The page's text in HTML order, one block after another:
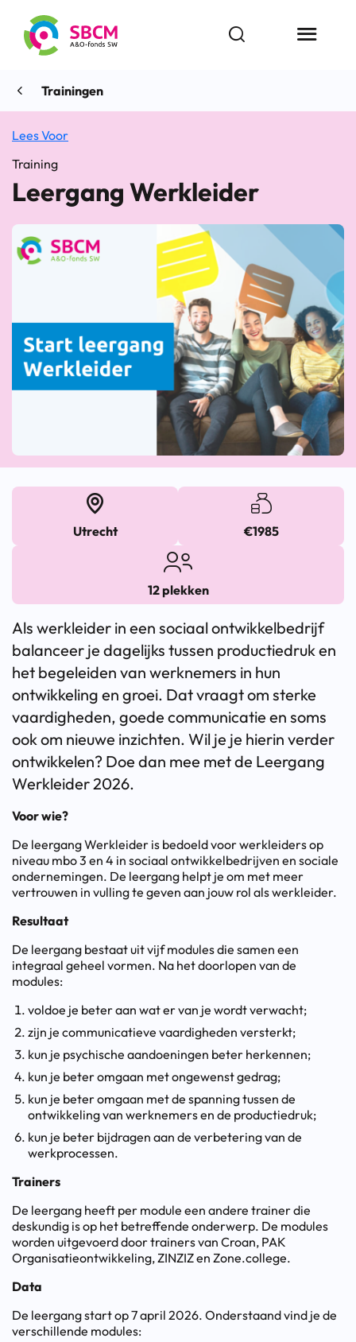
inhoud
Open zoekbalk
Menu
Trainingen
Lees Voor
Training
Leergang Werkleider
Utrecht €1985
12 plekken
Als werkleider in een sociaal ontwikkelbedrijf
balanceer je dagelijks tussen productiedruk en
het begeleiden van werknemers in hun
ontwikkeling en groei. Dat vraagt om sterke
vaardigheden, goede communicatie en soms
ook om nieuwe inzichten. Wil je je hierin verder
ontwikkelen? Doe dan mee met de Leergang
Werkleider 2026.
Voor wie?
De leergang Werkleider is bedoeld voor werkleiders op
niveau mbo 3 en 4 in sociaal ontwikkelbedrijven en sociale
ondernemingen. De leergang helpt je om met meer
vertrouwen in vulling te geven aan jouw rol als werkleider.
Resultaat
De leergang bestaat uit vijf modules die samen een
integraal geheel vormen. Na het doorlopen van de
modules:
voldoe je beter aan wat er van je wordt verwacht;
zijn je communicatieve vaardigheden versterkt;
kun je psychische aandoeningen beter herkennen;
kun je beter omgaan met ongewenst gedrag;
kun je beter omgaan met de spanning tussen de
ontwikkeling van werknemers en de productiedruk;
kun je beter bijdragen aan de verbetering van de
werkprocessen.
Trainers
De leergang heeft per module een andere trainer die
deskundig is op het betreffende onderwerp. De modules
worden uitgevoerd door trainers van Croan, PAK
Organisatieontwikkeling, ZINZIZ en Zone.college.
Data
De leergang start op 7 april 2026. Onderstaand vind je de
verschillende modules: